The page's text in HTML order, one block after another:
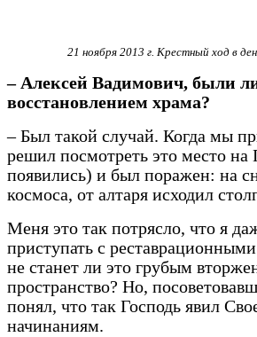
21 ноября 2013 г. Крестный ход в
– Алексей Вадимович, были
восстановлением храма?
– Был такой случай. Когда мы
решил посмотреть это место на
появились) и был поражен: на
космоса, от алтаря исходил
Меня это так потрясло, что я
приступать с
не станет ли это грубым
пространство? Но,
понял, что так Господь явил
начинаниям.